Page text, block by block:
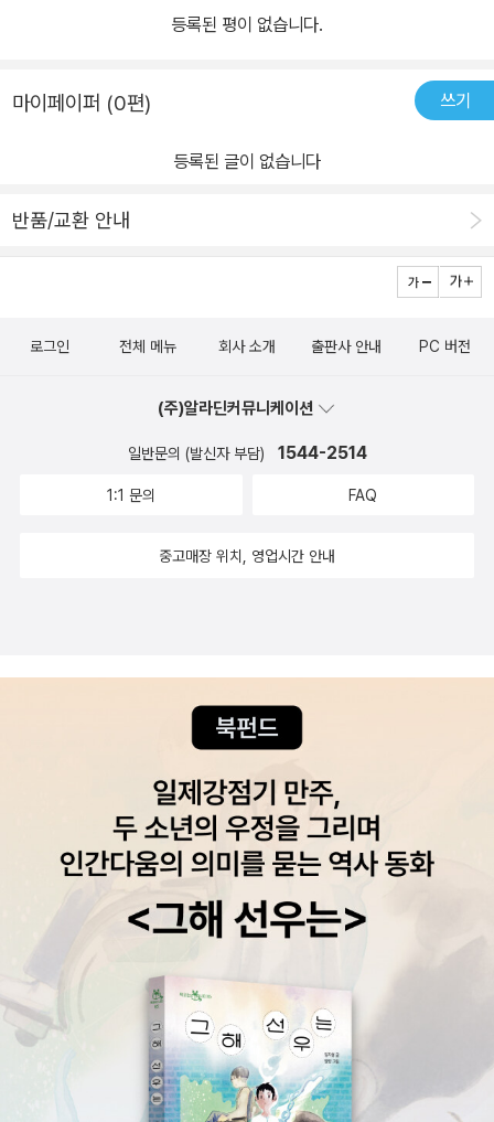
등록된 평이 없습니다.
마이페이퍼 (0편) 쓰기
등록된 글이 없습니다
반품/교환 안내
로그인 전체 메뉴 회사 소개 출판사 안내 PC 버전
(주)알라딘커뮤니케이션
일반문의 (발신자 부담) 1544-2514
1:1 문의 FAQ
중고매장 위치, 영업시간 안내